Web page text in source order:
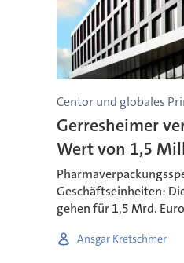
Centor und globales
Gerresheimer
Wert von 1,5
Geschäftseinheiten:
gehen für 1,5 Mrd.
Ansgar Kretschmer